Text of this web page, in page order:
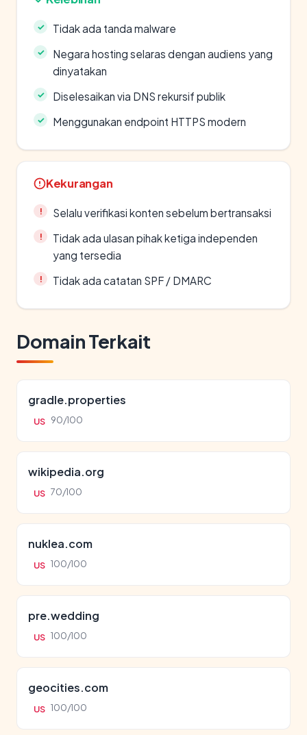
Tidak ada tanda malware
Negara hosting selaras dengan audiens yang
dinyatakan
Diselesaikan via DNS rekursif publik
Menggunakan endpoint HTTPS modern
Kekurangan
Selalu verifikasi konten sebelum bertransaksi
Tidak ada ulasan pihak ketiga independen
yang tersedia
Tidak ada catatan SPF / DMARC
Domain Terkait
gradle.properties
US 90/100
wikipedia.org
US 70/100
nuklea.com
US 100/100
pre.wedding
US 100/100
geocities.com
US 100/100